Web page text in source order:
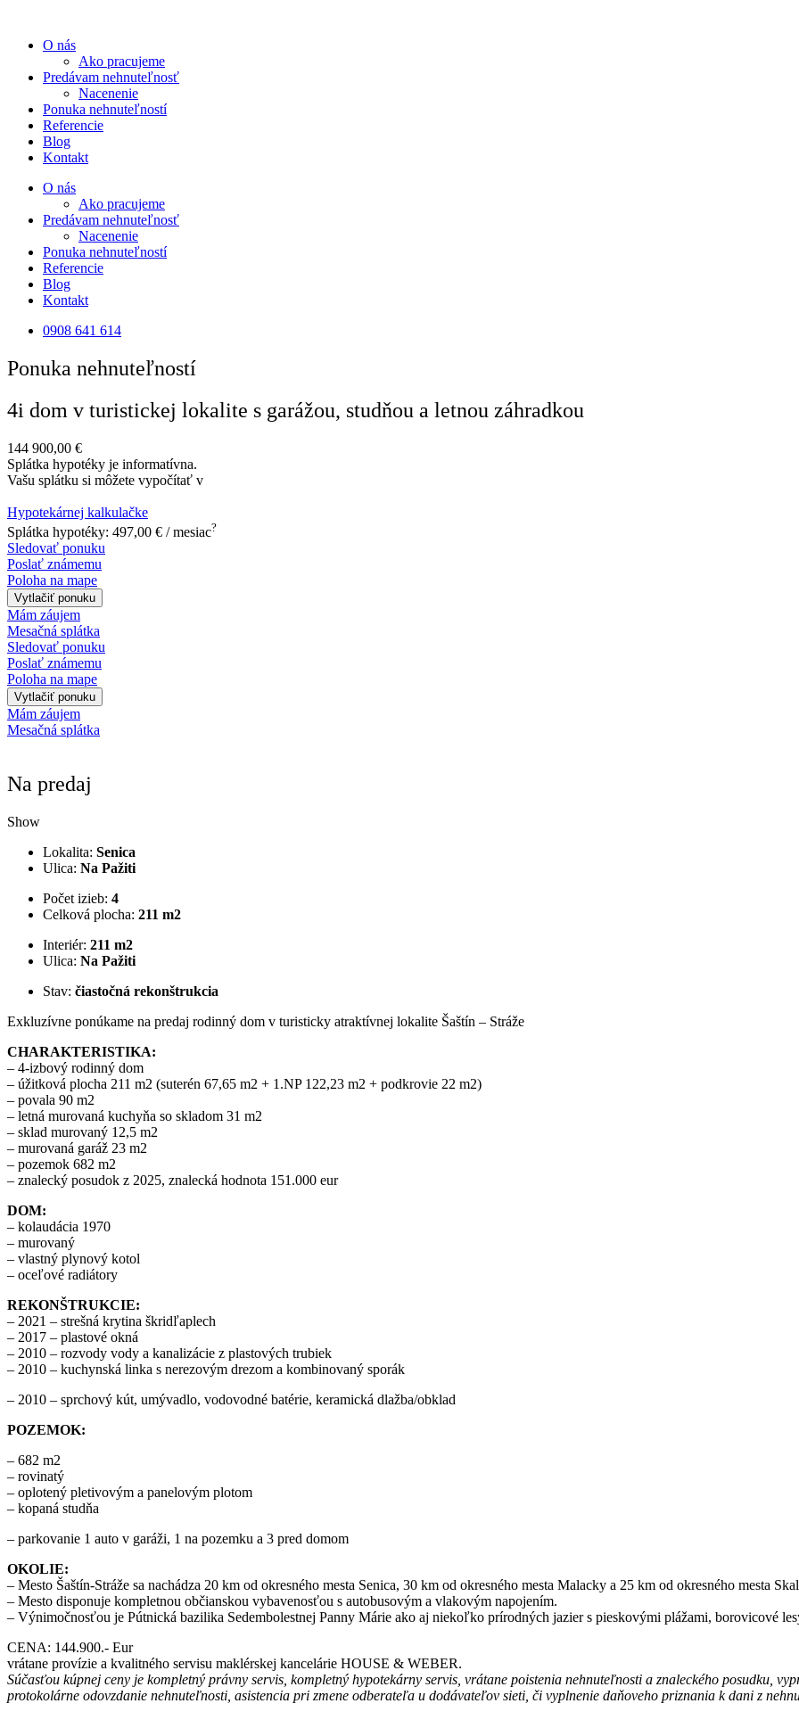
obsah
O nás
Ako pracujeme
Predávam nehnuteľnosť
Nacenenie
Ponuka nehnuteľností
Referencie
Blog
Kontakt
O nás
Ako pracujeme
Predávam nehnuteľnosť
Nacenenie
Ponuka nehnuteľností
Referencie
Blog
Kontakt
0908 641 614
Ponuka nehnuteľností
4i dom v turistickej lokalite s garážou, studňou a letnou záhradkou
144 900,00 €
Splátka hypotéky je informatívna.
Vašu splátku si môžete vypočítať v
Hypotekárnej kalkulačke
Splátka hypotéky: 497,00 € / mesiac?
Sledovať ponuku
Poslať známemu
Poloha na mape
Vytlačiť ponuku
Mám záujem
Mesačná splátka
Sledovať ponuku
Poslať známemu
Poloha na mape
Vytlačiť ponuku
Mám záujem
Mesačná splátka
Na predaj
Show
Lokalita: Senica
Ulica: Na Pažiti
Počet izieb: 4
Celková plocha: 211 m2
Interiér: 211 m2
Ulica: Na Pažiti
Stav: čiastočná rekonštrukcia
Exkluzívne ponúkame na predaj rodinný dom v turisticky atraktívnej lokalite Šaštín – Stráže
CHARAKTERISTIKA:
– 4-izbový rodinný dom
– úžitková plocha 211 m2 (suterén 67,65 m2 + 1.NP 122,23 m2 + podkrovie 22 m2)
– povala 90 m2
– letná murovaná kuchyňa so skladom 31 m2
– sklad murovaný 12,5 m2
– murovaná garáž 23 m2
– pozemok 682 m2
– znalecký posudok z 2025, znalecká hodnota 151.000 eur
DOM:
– kolaudácia 1970
– murovaný
– vlastný plynový kotol
– oceľové radiátory
REKONŠTRUKCIE:
– 2021 – strešná krytina škridľaplech
– 2017 – plastové okná
– 2010 – rozvody vody a kanalizácie z plastových trubiek
– 2010 – kuchynská linka s nerezovým drezom a kombinovaný sporák
– 2010 – sprchový kút, umývadlo, vodovodné batérie, keramická dlažba/obklad
POZEMOK:
– 682 m2
– rovinatý
– oplotený pletivovým a panelovým plotom
– kopaná studňa
– parkovanie 1 auto v garáži, 1 na pozemku a 3 pred domom
OKOLIE:
– Mesto Šaštín-Stráže sa nachádza 20 km od okresného mesta Senica, 30 km od okresného mesta Malacky a 25 km od okresného mesta
– Mesto disponuje kompletnou občianskou vybavenosťou s autobusovým a vlakovým napojením.
– Výnimočnosťou je Pútnická bazilika Sedembolestnej Panny Márie ako aj niekoľko prírodných jazier s pieskovými plážami, borovicové
CENA: 144.900.- Eur
vrátane provízie a kvalitného servisu maklérskej kancelárie HOUSE & WEBER.
Súčasťou kúpnej ceny je kompletný právny servis, kompletný hypotekárny servis, vrátane poistenia nehnuteľnosti a znaleckého posudku,
protokolárne odovzdanie nehnuteľnosti, asistencia pri zmene odberateľa u dodávateľov sieti, či vyplnenie daňoveho priznania k dani z